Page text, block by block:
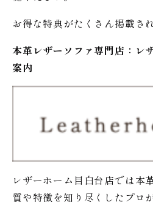
お得な特典がたくさん掲載さ
本革レザーソファ専門店：レ
案内
レザーホーム目白台店では本
質や特徴を知り尽くしたプロ